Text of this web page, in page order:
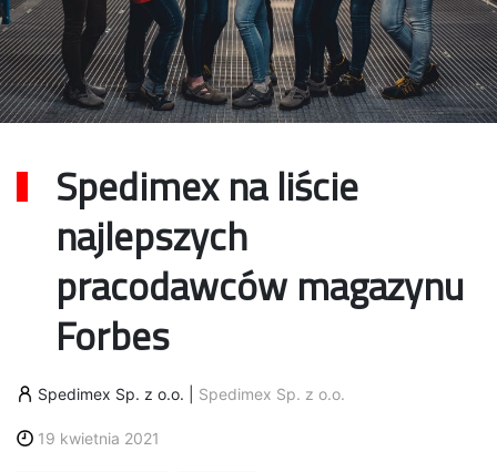
Spedimex na liście
najlepszych
pracodawców magazynu
Forbes
Spedimex Sp. z o.o. Spedimex Sp. z o.o.
19 kwietnia 2021